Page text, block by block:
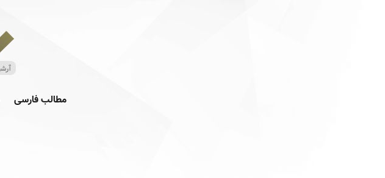
مطالب فارسی